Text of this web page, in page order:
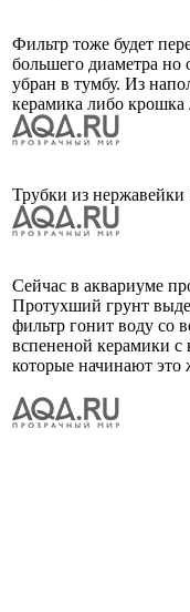
Фильтр тоже будет
большего диаметра но
убран в тумбу. Из
керамика либо крошка
Трубки из нержавейки
Сейчас в аквариуме
Протухший грунт
фильтр гонит воду со
вспененой керамики
которые начинают это